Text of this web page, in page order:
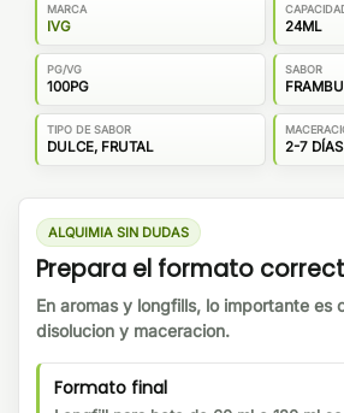
MARCA
IVG 24ML
PG/VG
100PG
SABOR
TIPO DE SABOR
DULCE, FRUTAL 2-7 DÍAS
ALQUIMIA SIN DUDAS
Prepara el formato
En aromas y longfills, lo importante es
disolucion y maceracion.
Formato final